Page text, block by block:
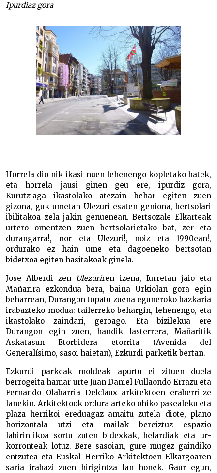
Ipurdiaz gora
Horrela dio nik ikasi nuen lehenengo kopletako batek,
eta horrela jausi ginen geu ere, ipurdiz gora,
Kurutziaga ikastolako atezain behar egiten zuen
gizona, guk umetan Ulezuri esaten geniona, bertsolari
ibilitakoa zela jakin genuenean. Bertsozale Elkarteak
urtero omentzen zuen bertsolarietako bat, zer eta
durangarra!, nor eta Ulezuri!, noiz eta 1990ean!,
ordurako ez hain ume eta dagoeneko bertsotan
bidetxoa egiten hasitakoak ginela.
Jose Alberdi zen Ulezuriren izena, Iurretan jaio eta
Mañarira ezkondua bera, baina Urkiolan gora egin
beharrean, Durangon topatu zuena eguneroko bazkaria
irabazteko modua: tailerreko behargin, lehenengo, eta
ikastolako zaindari, geroago. Eta bizilekua ere
Durangon egin zuen, handik lasterrera, Mañaritik
Askatasun Etorbidera etorrita (Avenida del
Generalísimo, sasoi haietan), Ezkurdi parketik bertan.
Ezkurdi parkeak moldeak apurtu ei zituen duela
berrogeita hamar urte Juan Daniel Fullaondo Errazu eta
Fernando Olabarria Delclaux arkitektoen eraberritze
lanekin. Arkitektook ordura arteko ohiko pasealeku eta
plaza herrikoi ereduagaz amaitu zutela diote, plano
horizontala utzi eta mailak bereiztuz espazio
labirintikoa sortu zuten bidexkak, belardiak eta ur-
korronteak lotuz. Bere sasoian, gure mugez gaindiko
entzutea eta Euskal Herriko Arkitektoen Elkargoaren
saria irabazi zuen hirigintza lan honek. Gaur egun,